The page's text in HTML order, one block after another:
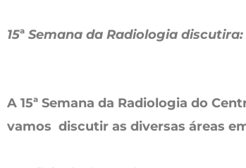
15ª Semana da Radiologia
A 15ª Semana da Radiologia do
vamos discutir as diversas áreas